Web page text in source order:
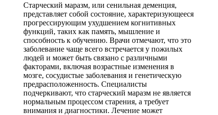
Старческий маразм, или сенильная деменция,
представляет собой состояние, характеризующееся
прогрессирующим ухудшением когнитивных
функций, таких как память, мышление и
способность к обучению. Врачи отмечают, что это
заболевание чаще всего встречается у пожилых
людей и может быть связано с различными
факторами, включая возрастные изменения в
мозге, сосудистые заболевания и генетическую
предрасположенность. Специалисты
подчеркивают, что старческий маразм не является
нормальным процессом старения, а требует
внимания и диагностики. Лечение может